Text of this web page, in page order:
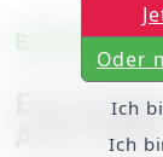
Böblingen
Awo-
Oder
Ich
Ich